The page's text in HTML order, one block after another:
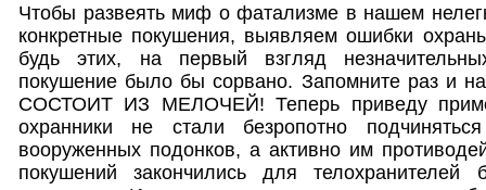
Чтобы развеять миф о фатализме в нашем
конкретные покушения, выявляем ошибки
будь этих, на первый взгляд
покушение было бы сорвано. Запомните раз и
СОСТОИТ ИЗ МЕЛОЧЕЙ! Теперь приведу
охранники не стали безропотно
вооруженных подонков, а активно им
покушений закончились для телохранителей